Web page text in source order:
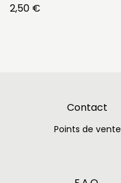
2,50 €
Contact
Points de vente